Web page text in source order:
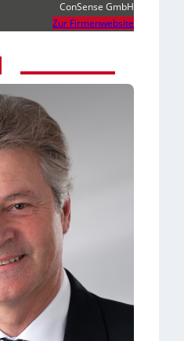
ConSense GmbH
Zur Firmenwebsite